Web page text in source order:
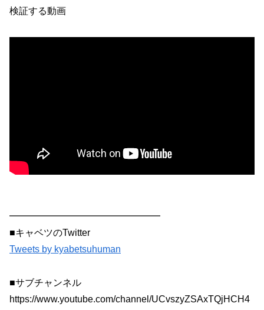
検証する動画
━━━━━━━━━━━━━━━━
■キャベツのTwitter
Tweets by kyabetsuhuman
■サブチャンネル
https://www.youtube.com/channel/UCvszyZSAxTQjHCH4